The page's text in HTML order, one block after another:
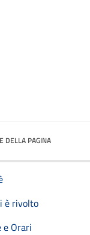
DELLA PAGINA
è rivolto
e Orari